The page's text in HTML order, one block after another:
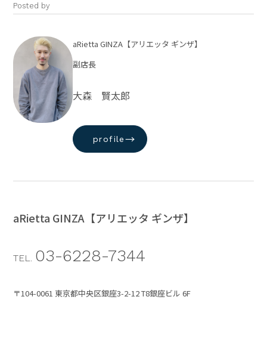
Posted by
aRietta GINZA【アリエッタ ギンザ】
副店長
大森 賢太郎
profile→
aRietta GINZA【アリエッタ ギンザ】
TEL. 03-6228-7344
〒104-0061 東京都中央区銀座3-2-12 T8銀座ビル 6F